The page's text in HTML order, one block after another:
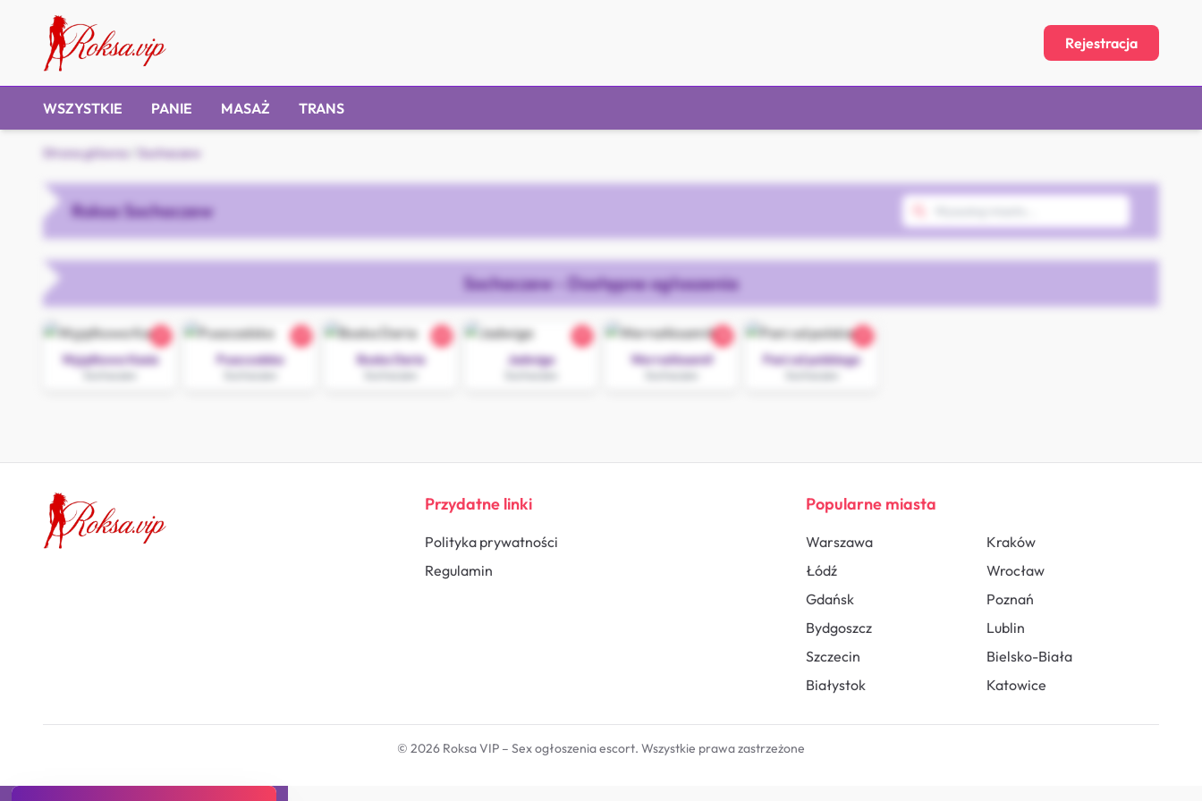
Rejestracja
WSZYSTKIE PANIE MASAŻ TRANS
Strona główna Sochaczew
Roksa Sochaczew
Sochaczew - Dostępne ogłoszenia
Wyjątkowa Kasia Puszczalska Boska Daria Jadwiga WerraAksamit Pani od polskiego
Przydatne linki
Polityka prywatności
Regulamin
Popularne miasta
Warszawa
Kraków
Łódź
Wrocław
Gdańsk
Poznań
Bydgoszcz
Lublin
Szczecin
Bielsko-Biała
Białystok
Katowice
© 2026 Roksa VIP – Sex ogłoszenia escort. Wszystkie prawa zastrzeżone